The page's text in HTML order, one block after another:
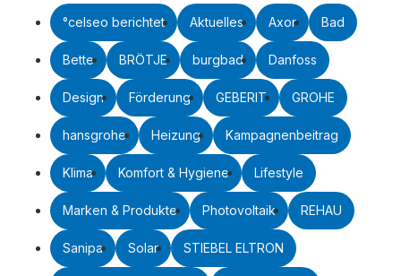
°celseo berichtet Aktuelles Axor Bad
Bette BRÖTJE burgbad Danfoss
Design Förderung GEBERIT GROHE
hansgrohe Heizung Kampagnenbeitrag
Klima Komfort & Hygiene Lifestyle
Marken & Produkte Photovoltaik REHAU
Sanipa Solar STIEBEL ELTRON